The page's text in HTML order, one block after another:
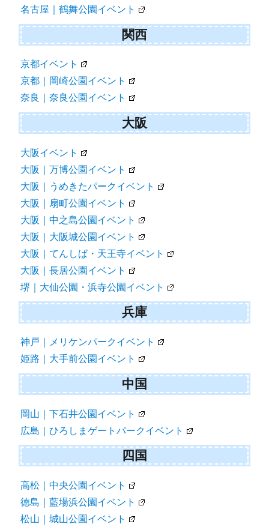
名古屋｜鶴舞公園イベント
関西
京都イベント
京都｜岡崎公園イベント
奈良｜奈良公園イベント
大阪
大阪イベント
大阪｜万博公園イベント
大阪｜うめきたパークイベント
大阪｜扇町公園イベント
大阪｜中之島公園イベント
大阪｜大阪城公園イベント
大阪｜てんしば・天王寺イベント
大阪｜長居公園イベント
堺｜大仙公園・浜寺公園イベント
兵庫
神戸｜メリケンパークイベント
姫路｜大手前公園イベント
中国
岡山｜下石井公園イベント
広島｜ひろしまゲートパークイベント
四国
高松｜中央公園イベント
徳島｜藍場浜公園イベント
松山｜城山公園イベント